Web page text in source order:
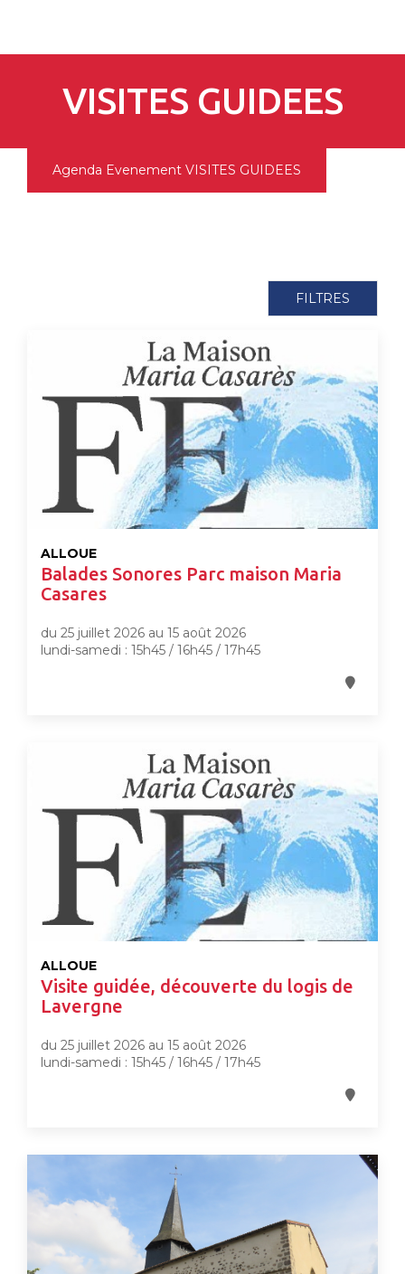
VISITES GUIDEES
Agenda Evenement VISITES GUIDEES
FILTRES
ALLOUE
Balades Sonores Parc maison Maria
Casares
du 25 juillet 2026 au 15 août 2026
lundi-samedi : 15h45 / 16h45 / 17h45
ALLOUE
Visite guidée, découverte du logis de
Lavergne
du 25 juillet 2026 au 15 août 2026
lundi-samedi : 15h45 / 16h45 / 17h45